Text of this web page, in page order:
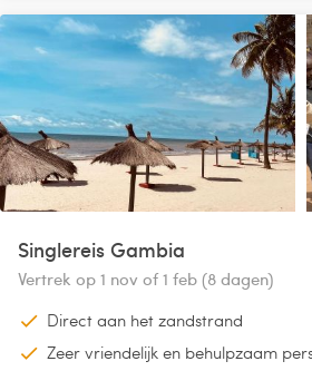
Singlereis Gambia
Vertrek op 1 nov of 1 feb (8 dagen)
Direct aan het zandstrand
Zeer vriendelijk en behulpzaam